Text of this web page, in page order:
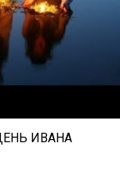
ИВАНА